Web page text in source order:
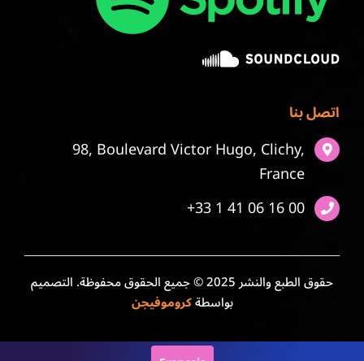
اتصل بنا
98, Boulevard Victor Hugo, Clichy,
France
+33 1 41 06 16 00
حقوق الطبع والنشر 2025 © جميع الحقوق محفوظة. التصميم
بواسطةكروموفيجن